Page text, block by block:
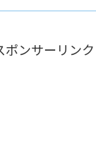
ポンサーリンク